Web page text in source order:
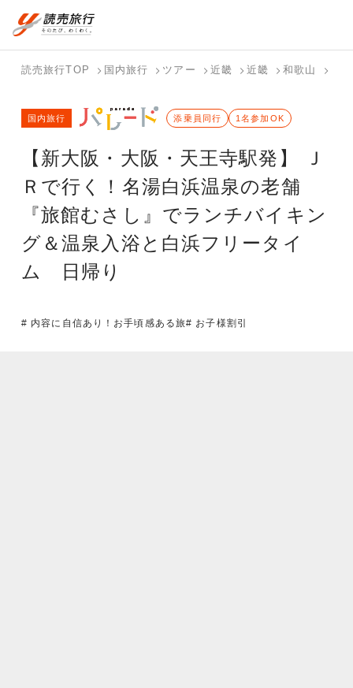
国内旅行トップ
バスツアー
を探す
個人旅行
（ブーケ）を探す
ら探す
テーマから写真から探
海外旅行トップ
海外特集か
ら探す
テーマから
探す
す
読売旅行TOP 国内旅行 ツアー 近畿 近畿 和歌山
【新大阪・大阪・天王寺駅発】 Ｊ
Ｒで行く！名湯白浜温泉の老舗
『旅館むさし』でランチバイキン
グ＆温泉入浴と白浜フリータイ
ム 日帰り
国内旅行 添乗員同行 1名参加OK
# 内容に自信あり！お手頃感ある旅# お子様割引